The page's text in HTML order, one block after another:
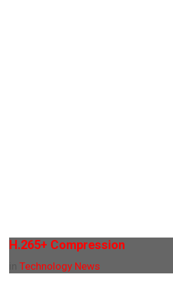
H.265+ Compression
Technology News